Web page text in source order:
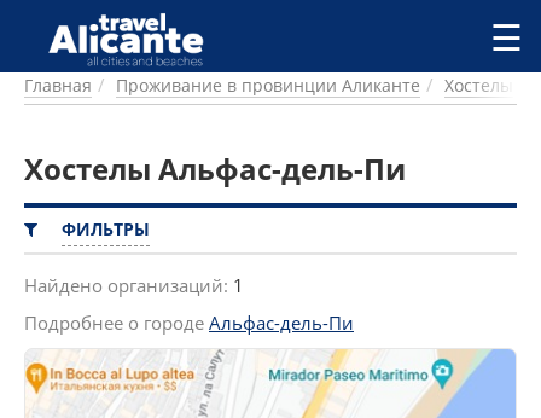
Перейти к основному содержанию
ГОРОДА
ПИТАНИЕ
ПЛЯЖИ
ДОСТОПРИМЕЧАТЕЛЬНОСТИ
КЕМПИНГ
КОМАРКИ (РАЙОНЫ)
РЕЦЕПТЫ
ПРЕДЛОЖЕНИЯ
☰
Главная Проживание в провинции Аликанте Хостелы
Хостелы Альфас-дель-Пи
ФИЛЬТРЫ
Найдено организаций: 1
Подробнее о городе Альфас-дель-Пи